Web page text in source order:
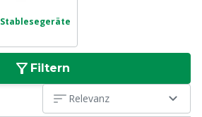
Stablesegeräte
Filtern
Relevanz